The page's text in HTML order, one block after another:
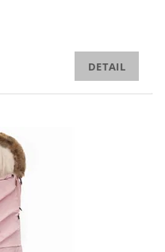
DETAIL